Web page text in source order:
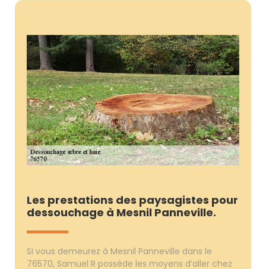
Les prestations des paysagistes pour
dessouchage à Mesnil Panneville.
Si vous demeurez à Mesnil Panneville dans le
76570, Samuel R possède les moyens d’aller chez